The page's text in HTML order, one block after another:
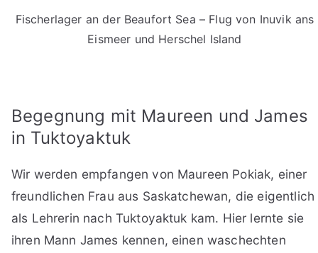
Fischerlager an der Beaufort Sea – Flug von Inuvik ans
Eismeer und Herschel Island
Begegnung mit Maureen und James
in Tuktoyaktuk
Wir werden empfangen von Maureen Pokiak, einer
freundlichen Frau aus Saskatchewan, die eigentlich
als Lehrerin nach Tuktoyaktuk kam. Hier lernte sie
ihren Mann James kennen, einen waschechten